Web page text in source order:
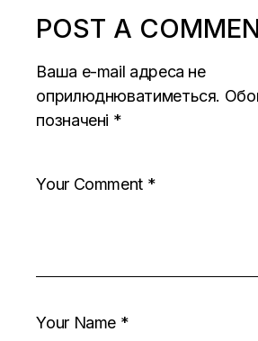
POST A
Ваша e-mail адреса не
оприлюднюватиметься.
позначені *